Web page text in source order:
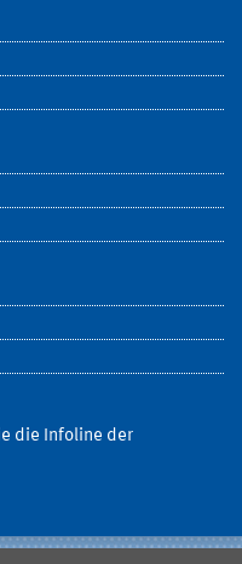
die Infoline der